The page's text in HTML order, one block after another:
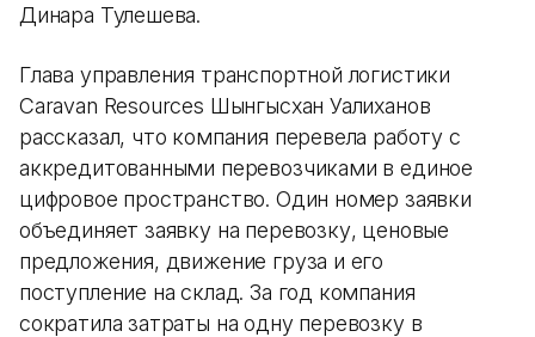
Динара Тулешева.
Глава управления транспортной логистики
Caravan Resources Шынгысхан Уалиханов
рассказал, что компания перевела работу с
аккредитованными перевозчиками в единое
цифровое пространство. Один номер заявки
объединяет заявку на перевозку, ценовые
предложения, движение груза и его
поступление на склад. За год компания
сократила затраты на одну перевозку в